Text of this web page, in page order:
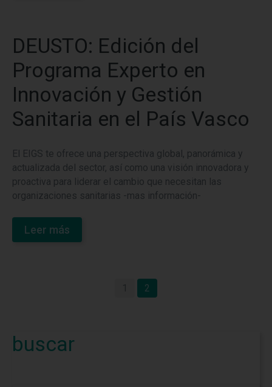
DEUSTO: Edición del
Programa Experto en
Innovación y Gestión
Sanitaria en el País Vasco
El EIGS te ofrece una perspectiva global, panorámica y
actualizada del sector, así como una visión innovadora y
proactiva para liderar el cambio que necesitan las
organizaciones sanitarias -mas información-
Leer más
2
buscar